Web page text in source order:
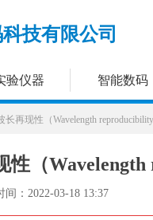
验仪器 智能数码
技有限公司
性（
间： 2022-03-18 13:37
长再现性（Wavelength